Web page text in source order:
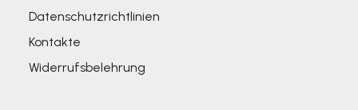
Datenschutzrichtlinien
Kontakte
Widerrufsbelehrung